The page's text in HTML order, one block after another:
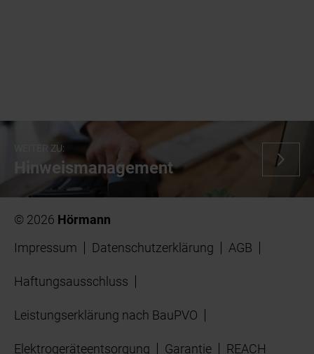
WEITER ZU:
Hinweismanagement
© 2026 Hörmann
Impressum
Datenschutzerklärung AGB
Haftungsausschluss
Leistungserklärung nach BauPVO
Elektrogeräteentsorgung Garantie REACH